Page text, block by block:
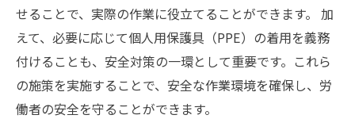
せることで、実際の作業に役立てることができます。 加
えて、必要に応じて個人用保護具（PPE）の着用を義務
付けることも、安全対策の一環として重要です。これら
の施策を実施することで、安全な作業環境を確保し、労
働者の安全を守ることができます。